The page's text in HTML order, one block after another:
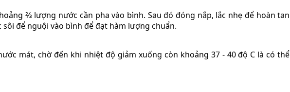
⅔ lượng nước cần pha vào bình. Sau đó đóng nắp, lắc nhẹ để hoàn tan
để nguội vào bình để đạt hàm lượng chuẩn.
mát, chờ đến khi nhiệt độ giảm xuống còn khoảng 37 - 40 độ C là có thể